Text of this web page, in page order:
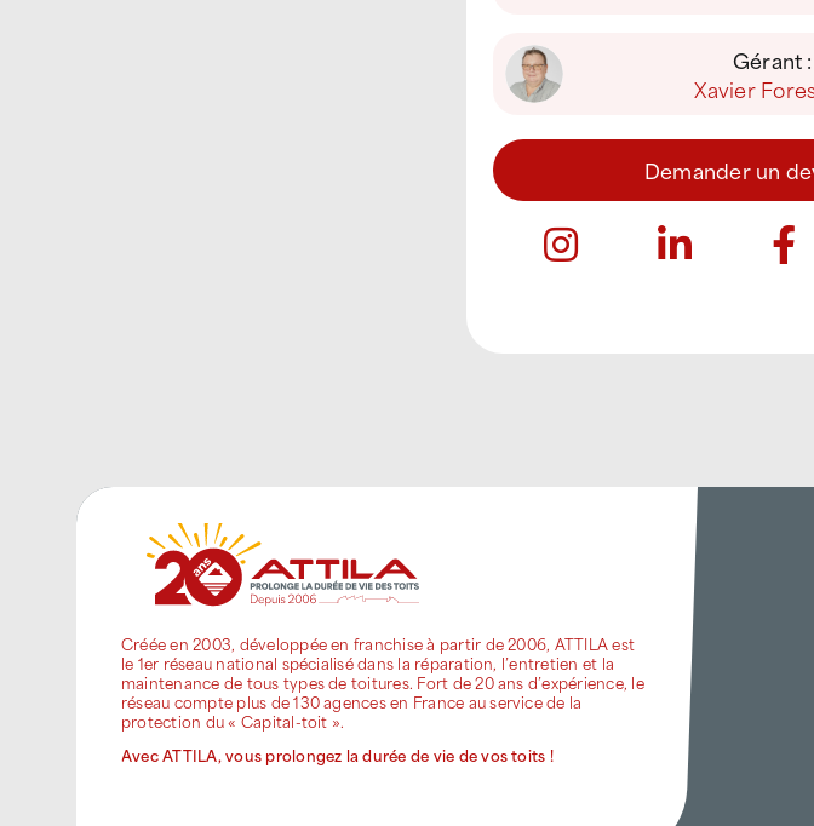
Gérant :
Xavier
Demander un
Créée en 2003, développée en franchise à partir de 2006, ATTILA est
le 1er réseau national spécialisé dans la réparation, l’entretien et la
maintenance de tous types de toitures. Fort de 20 ans d’expérience, le
réseau compte plus de 130 agences en France au service de la
protection du « Capital-toit ».
Avec ATTILA, vous prolongez la durée de vie de vos toits !